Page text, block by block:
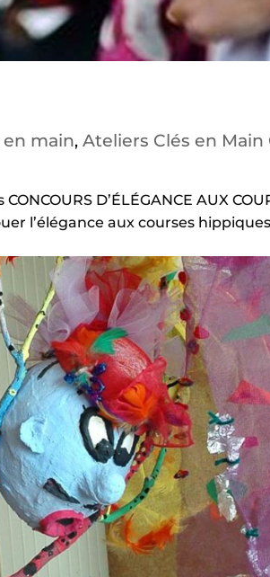
main, Ateliers Clés en Main
D’ÉLÉGANCE AUX
l’élégance aux courses